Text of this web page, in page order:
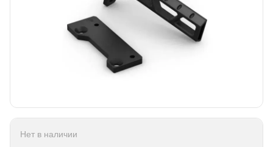
Нет в наличии